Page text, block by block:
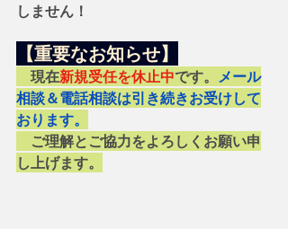
しません！
【重要なお知らせ】
現在新規受任を休止中です。 メール
相談＆電話相談は引き続きお受けして
おります。
ご理解とご協力をよろしくお願い申
し上げます。